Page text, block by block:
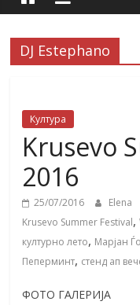
DJ Estephano
Култура
Krusevo
2016
25/07/2016 Elena
Krusevo Summer Festival,
културно лето, Марјан
Пеперминт, стенд ап
ФОТО ГАЛЕРИЈА